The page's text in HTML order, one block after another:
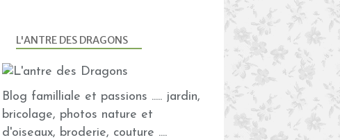
BRODERIES 2021
BRODERIES SABLAISE
SAL "MYSTERY SAMPLER 2021"
L'ANTRE DES DRAGONS
Blog familliale et passions ..... jardin,
bricolage, photos nature et
d'oiseaux, broderie, couture ....